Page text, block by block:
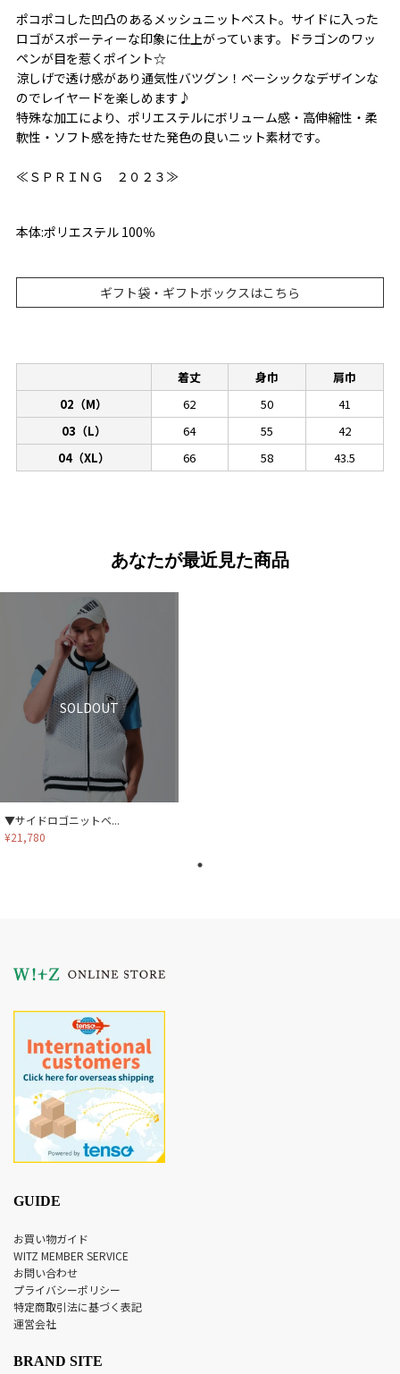
ポコポコした凹凸のあるメッシュニットベスト。サイドに入った
ロゴがスポーティーな印象に仕上がっています。ドラゴンのワッ
ペンが目を惹くポイント☆
涼しげで透け感があり通気性バツグン！ベーシックなデザインな
のでレイヤードを楽しめます♪
特殊な加工により、ポリエステルにボリューム感・高伸縮性・柔
軟性・ソフト感を持たせた発色の良いニット素材です。
≪ＳＰＲＩＮＧ ２０２３≫
本体:ポリエステル 100％
ギフト袋・ギフトボックスはこちら
着丈 身巾
肩巾
02（M）
62 50
41
03（L）
64 55
42
04（XL）
66 58 43.5
あなたが最近見た商品
SOLDOUT
▼サイドロゴニットベ...
¥21,780
GUIDE
お買い物ガイド
WITZ MEMBER SERVICE
お問い合わせ
プライバシーポリシー
特定商取引法に基づく表記
運営会社
BRAND SITE